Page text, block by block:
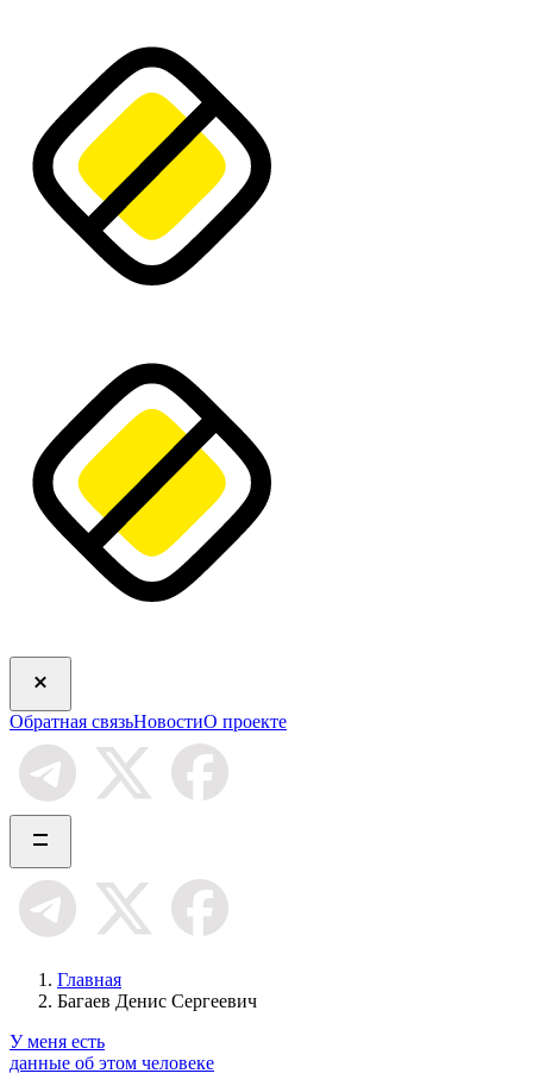
Обратная связьНовостиО проекте
Главная
Багаев Денис Сергеевич
У меня есть
данные об этом человеке